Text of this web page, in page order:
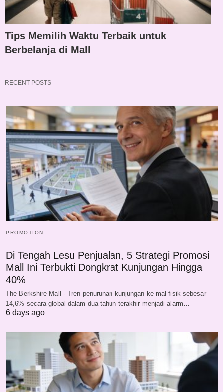
Tips Memilih Waktu Terbaik untuk
Berbelanja di Mall
RECENT POSTS
PROMOTION
Di Tengah Lesu Penjualan, 5 Strategi Promosi
Mall Ini Terbukti Dongkrat Kunjungan Hingga
40%
The Berkshire Mall - Tren penurunan kunjungan ke mal fisik sebesar
14,6% secara global dalam dua tahun terakhir menjadi alarm…
6 days ago